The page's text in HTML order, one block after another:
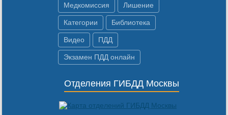
Медкомиссия Лишение
Категории Библиотека
Видео ПДД
Экзамен ПДД онлайн
Отделения ГИБДД Москвы